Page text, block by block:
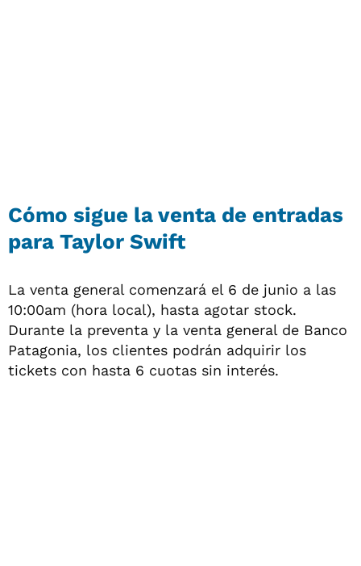
Cómo sigue la venta de entradas
para Taylor Swift
La venta general comenzará el 6 de junio a las
10:00am (hora local), hasta agotar stock.
Durante la preventa y la venta general de Banco
Patagonia, los clientes podrán adquirir los
tickets con hasta 6 cuotas sin interés.